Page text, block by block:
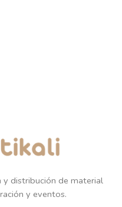
y distribución de material
y eventos.